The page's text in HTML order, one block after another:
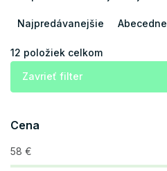
i
d
u
k
Najpredávanejšie Abecedne
12 položiek celkom
Zavrieť filter
Cena
58 €